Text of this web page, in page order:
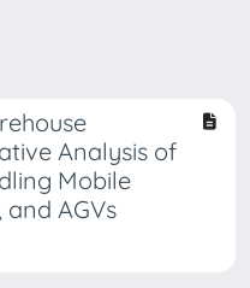
Analysis of
Mobile
and AGVs